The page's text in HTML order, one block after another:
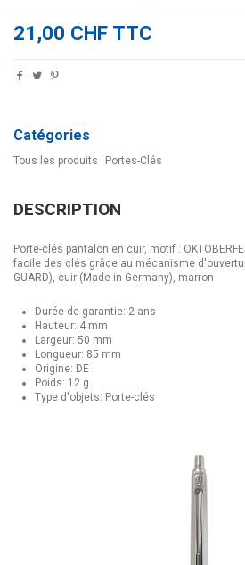
21,00 CHF TTC
Catégories
Tous les produits Portes-Clés
DESCRIPTION
Porte-clés pantalon en cuir, motif :
facile des clés grâce au mécanisme
GUARD), cuir (Made in Germany), marron
Durée de garantie: 2 ans
Hauteur: 4 mm
Largeur: 50 mm
Longueur: 85 mm
Origine: DE
Poids: 12 g
Type d'objets: Porte-clés